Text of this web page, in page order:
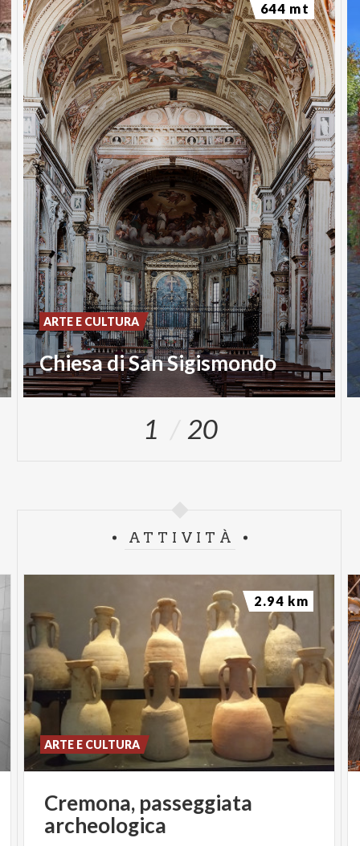
Chiesa di San Sigismondo
ARTE E CULTURA
644 mt
1 20
ATTIVITÀ
Cremona, passeggiata
archeologica
ARTE E CULTURA
2.94 km